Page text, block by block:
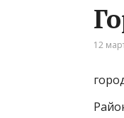
12